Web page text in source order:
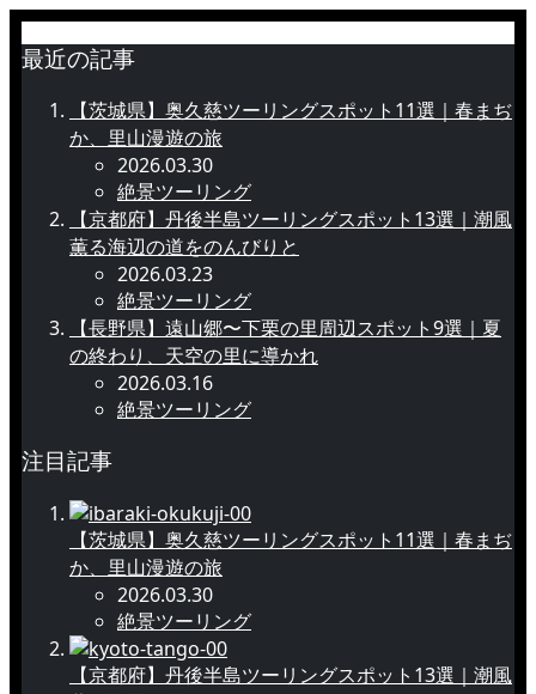
最近の記事
【茨城県】奥久慈ツーリングスポット11選｜春まぢ
か、里山漫遊の旅
2026.03.30
絶景ツーリング
【京都府】丹後半島ツーリングスポット13選｜潮風
薫る海辺の道をのんびりと
2026.03.23
絶景ツーリング
【長野県】遠山郷〜下栗の里周辺スポット9選｜夏
の終わり、天空の里に導かれ
2026.03.16
絶景ツーリング
注目記事
【茨城県】奥久慈ツーリングスポット11選｜春まぢ
か、里山漫遊の旅
2026.03.30
絶景ツーリング
【京都府】丹後半島ツーリングスポット13選｜潮風